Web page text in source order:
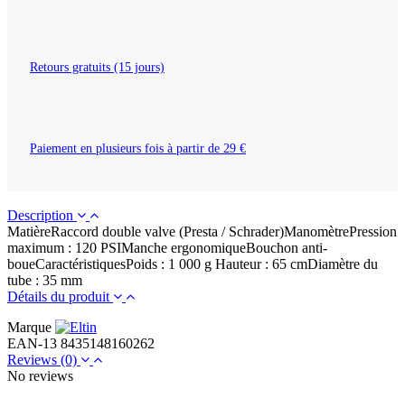
Retours gratuits (15 jours)
Paiement en plusieurs fois à partir de 29 €
Description
MatièreRaccord double valve (Presta / Schrader)ManomètrePression
maximum : 120 PSIManche ergonomiqueBouchon anti-
boueCaractéristiquesPoids : 1 000 g Hauteur : 65 cmDiamètre du
tube : 35 mm
Détails du produit
Marque
EAN-13 8435148160262
Reviews (0)
No reviews